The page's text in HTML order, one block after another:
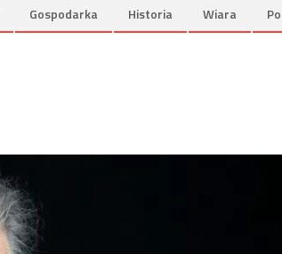
Gospodarka Historia Wiara